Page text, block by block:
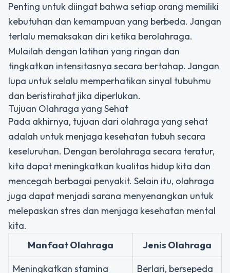
Penting untuk diingat bahwa setiap orang memiliki
kebutuhan dan kemampuan yang berbeda. Jangan
terlalu memaksakan diri ketika berolahraga.
Mulailah dengan latihan yang ringan dan
tingkatkan intensitasnya secara bertahap. Jangan
lupa untuk selalu memperhatikan sinyal tubuhmu
dan beristirahat jika diperlukan.
Tujuan Olahraga yang Sehat
Pada akhirnya, tujuan dari olahraga yang sehat
adalah untuk menjaga kesehatan tubuh secara
keseluruhan. Dengan berolahraga secara teratur,
kita dapat meningkatkan kualitas hidup kita dan
mencegah berbagai penyakit. Selain itu, olahraga
juga dapat menjadi sarana menyenangkan untuk
melepaskan stres dan menjaga kesehatan mental
kita.
Manfaat Olahraga
Jenis Olahraga
Meningkatkan stamina
Berlari, bersepeda